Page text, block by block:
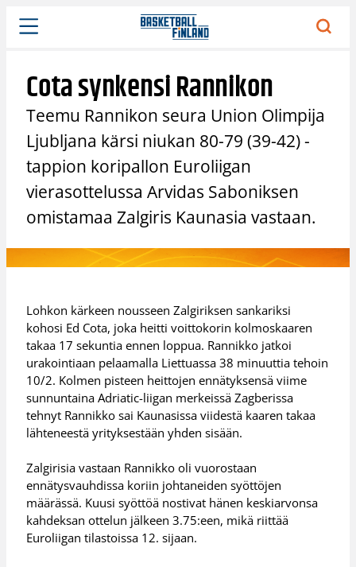
Siirry
sisältöön
Cota synkensi Rannikon
Teemu Rannikon seura Union Olimpija
Ljubljana kärsi niukan 80-79 (39-42) -
tappion koripallon Euroliigan
vierasottelussa Arvidas Saboniksen
omistamaa Zalgiris Kaunasia vastaan.
Lohkon kärkeen nousseen Zalgiriksen sankariksi
kohosi Ed Cota, joka heitti voittokorin kolmoskaaren
takaa 17 sekuntia ennen loppua. Rannikko jatkoi
urakointiaan pelaamalla Liettuassa 38 minuuttia tehoin
10/2. Kolmen pisteen heittojen ennätyksensä viime
sunnuntaina Adriatic-liigan merkeissä Zagberissa
tehnyt Rannikko sai Kaunasissa viidestä kaaren takaa
lähteneestä yrityksestään yhden sisään.
Zalgirisia vastaan Rannikko oli vuorostaan
ennätysvauhdissa koriin johtaneiden syöttöjen
määrässä. Kuusi syöttöä nostivat hänen keskiarvonsa
kahdeksan ottelun jälkeen 3.75:een, mikä riittää
Euroliigan tilastoissa 12. sijaan.